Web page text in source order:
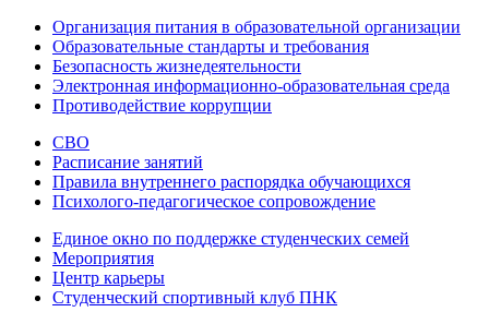
Организация питания в образовательной организации
Образовательные стандарты и требования
Безопасность жизнедеятельности
Электронная информационно-образовательная среда
Противодействие коррупции
СВО
Расписание занятий
Правила внутреннего распорядка обучающихся
Психолого-педагогическое сопровождение
Единое окно по поддержке студенческих семей
Мероприятия
Центр карьеры
Студенческий спортивный клуб ПНК